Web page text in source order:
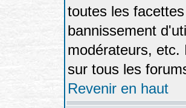
toutes les
bannissement
modérateurs, etc.
sur tous les
Revenir en haut